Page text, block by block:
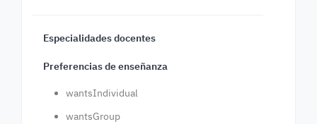
Especialidades docentes
Preferencias de enseñanza
wantsIndividual
wantsGroup